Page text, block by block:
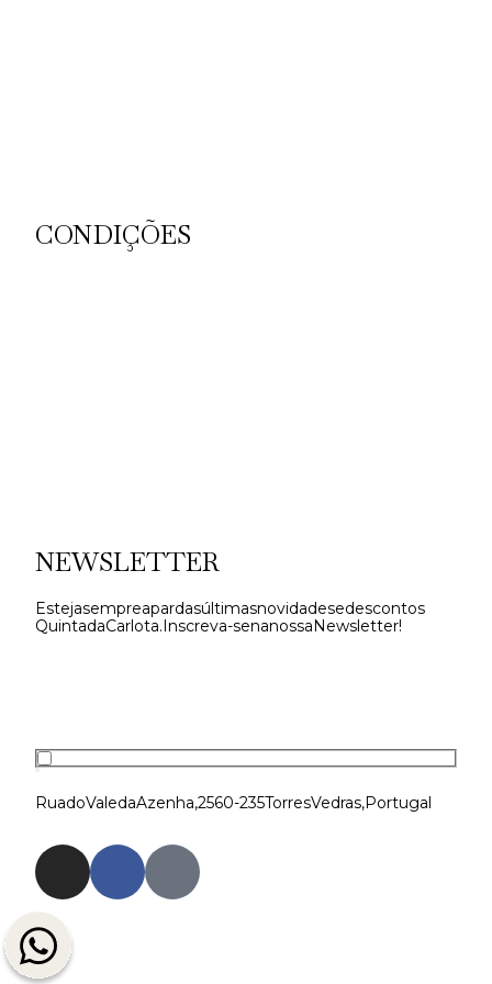
CONDIÇÕES
NEWSLETTER
Esteja sempre a par das últimas novidades e descontos
Quinta da Carlota. Inscreva-se na nossa Newsletter!
Rua do Vale da Azenha, 2560-235 Torres Vedras, Portugal